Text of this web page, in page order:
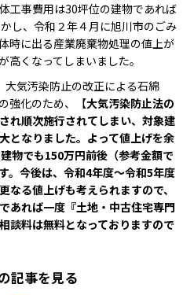
工事費用は30坪位の建物であれば
し、令和２年４月に旭川市のごみ
時に出る産業廃棄物処理の値上が
高くなってしまいました。
気汚染防止の改正による石綿
強化のため、【大気汚染防止法の
れ順次施行されてしまい、対象建
となりました。よって値上げを余
物でも150万円前後（参考金額で
。今後は、令和4年度～令和5年度
なる値上げも考えられますので、
あれば一度『土地・中古住宅専門
談料は無料となっておりますので
記事を見る